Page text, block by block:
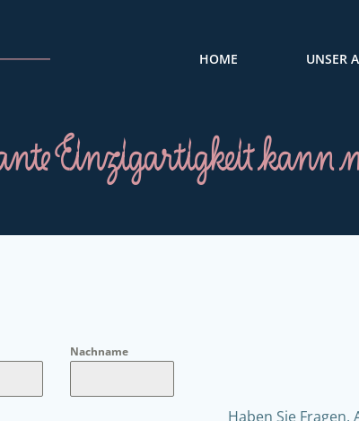
HOME UNSER
Einzigartigkeit kann
Nachname
Haben Sie